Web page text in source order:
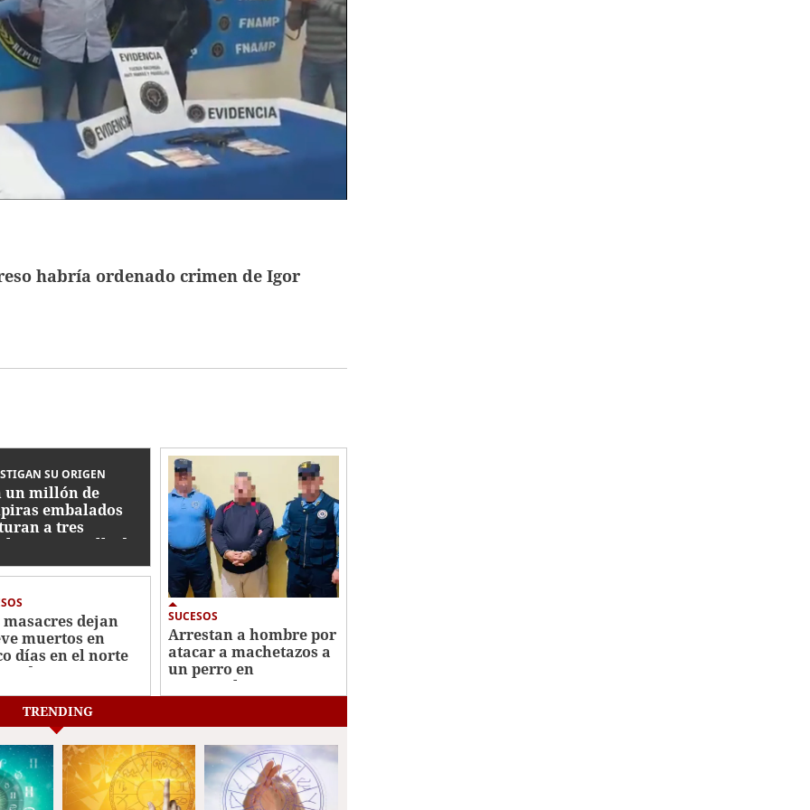
habría ordenado crimen de Igor
SU ORIGEN
un millón de
embalados
a tres
en muelle de
de La Ceiba
masacres dejan
muertos en
días en el norte
SUCESOS
Arrestan a hombre por
atacar a machetazos a
un perro en
Tegucigalpa
TRENDING